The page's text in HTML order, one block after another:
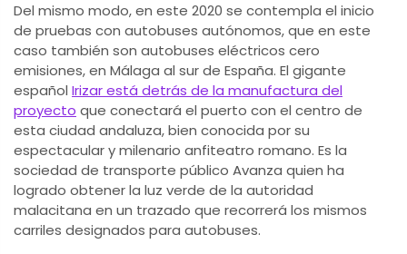
Del mismo modo, en este 2020 se contempla el inicio
de pruebas con autobuses autónomos, que en este
caso también son autobuses eléctricos cero
emisiones, en Málaga al sur de España. El gigante
español Irizar está detrás de la manufactura del
proyecto que conectará el puerto con el centro de
esta ciudad andaluza, bien conocida por su
espectacular y milenario anfiteatro romano. Es la
sociedad de transporte público Avanza quien ha
logrado obtener la luz verde de la autoridad
malacitana en un trazado que recorrerá los mismos
carriles designados para autobuses.